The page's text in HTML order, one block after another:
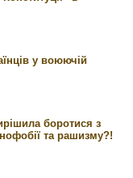
у воюючій
боротися з
та рашизму?!